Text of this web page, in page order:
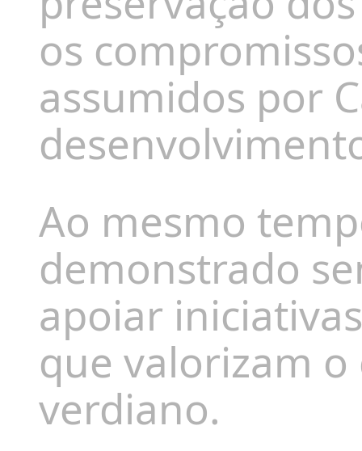
os
assumidos por
Ao mesmo
demonstrado
apoiar
que valorizam
verdiano.